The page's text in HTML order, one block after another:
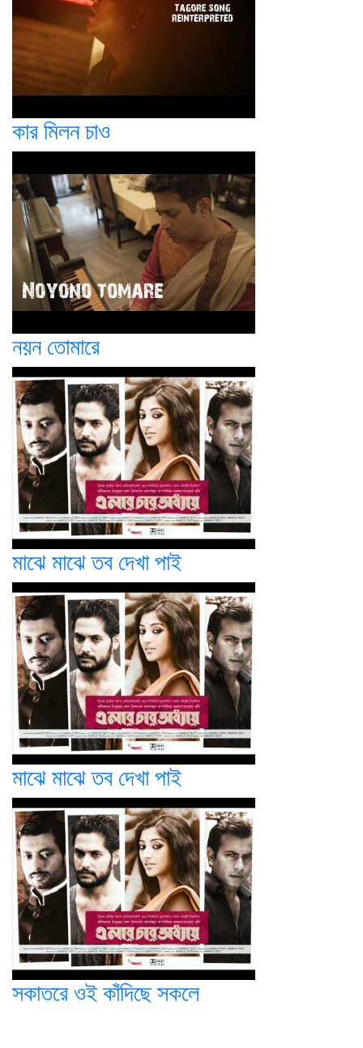
কার মিলন চাও
নয়ন তোমারে
মাঝে মাঝে তব দেখা পাই
মাঝে মাঝে তব দেখা পাই
সকাতরে ওই কাঁদিছে সকলে